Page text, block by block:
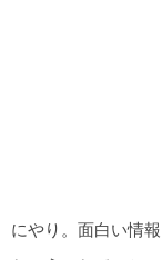
にやり。面白い情